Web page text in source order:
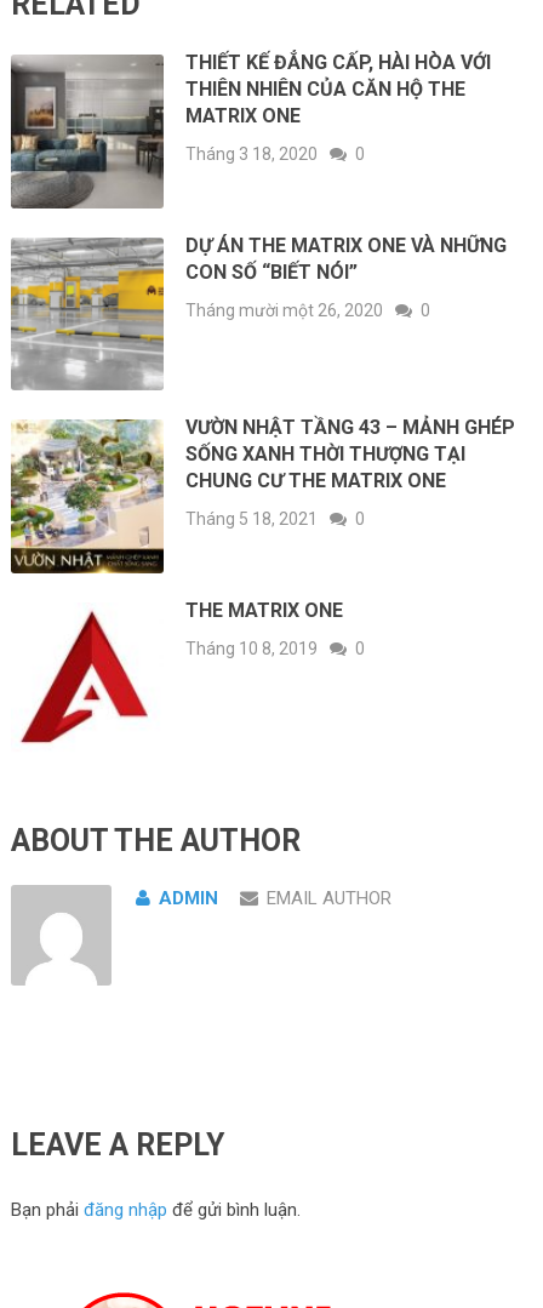
THIẾT KẾ ĐẲNG CẤP, HÀI HÒA VỚI
THIÊN NHIÊN CỦA CĂN HỘ THE
MATRIX ONE
Tháng 3 18, 2020 0
DỰ ÁN THE MATRIX ONE VÀ NHỮNG
CON SỐ “BIẾT NÓI”
Tháng mười một 26, 2020 0
VƯỜN NHẬT TẦNG 43 – MẢNH GHÉP
SỐNG XANH THỜI THƯỢNG TẠI
CHUNG CƯ THE MATRIX ONE
Tháng 5 18, 2021 0
THE MATRIX ONE
Tháng 10 8, 2019 0
ABOUT THE AUTHOR
ADMIN EMAIL AUTHOR
LEAVE A REPLY
Bạn phải đăng nhập để gửi bình luận.